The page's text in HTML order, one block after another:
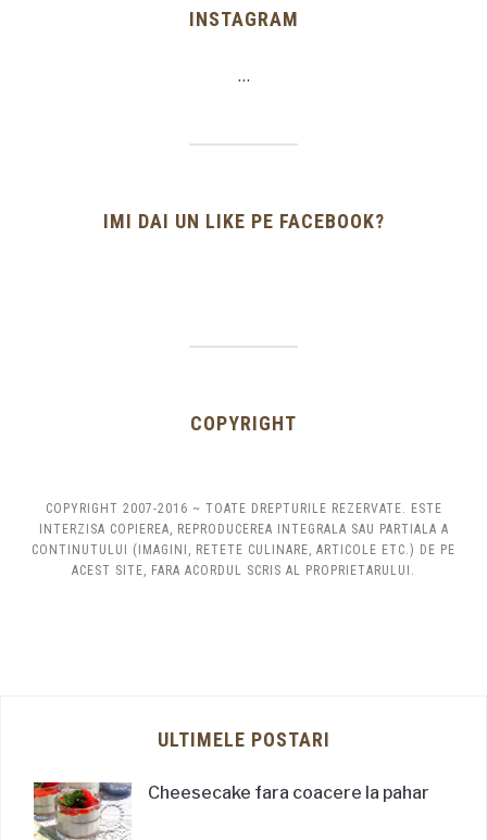
INSTAGRAM
…
IMI DAI UN LIKE PE FACEBOOK?
COPYRIGHT
COPYRIGHT 2007-2016 ~ TOATE DREPTURILE REZERVATE. ESTE
INTERZISA COPIEREA, REPRODUCEREA INTEGRALA SAU PARTIALA A
CONTINUTULUI (IMAGINI, RETETE CULINARE, ARTICOLE ETC.) DE PE
ACEST SITE, FARA ACORDUL SCRIS AL PROPRIETARULUI.
ULTIMELE POSTARI
Cheesecake fara coacere la pahar